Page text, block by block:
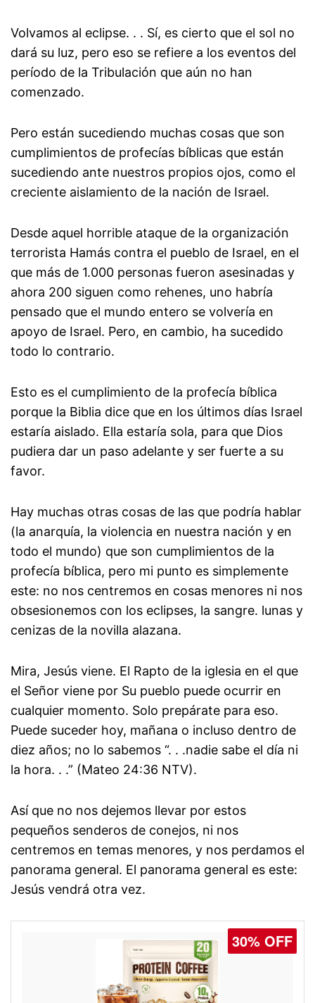
Volvamos al eclipse. . . Sí, es cierto que el sol no
dará su luz, pero eso se refiere a los eventos del
período de la Tribulación que aún no han
comenzado.
Pero están sucediendo muchas cosas que son
cumplimientos de profecías bíblicas que están
sucediendo ante nuestros propios ojos, como el
creciente aislamiento de la nación de Israel.
Desde aquel horrible ataque de la organización
terrorista Hamás contra el pueblo de Israel, en el
que más de 1.000 personas fueron asesinadas y
ahora 200 siguen como rehenes, uno habría
pensado que el mundo entero se volvería en
apoyo de Israel. Pero, en cambio, ha sucedido
todo lo contrario.
Esto es el cumplimiento de la profecía bíblica
porque la Biblia dice que en los últimos días Israel
estaría aislado. Ella estaría sola, para que Dios
pudiera dar un paso adelante y ser fuerte a su
favor.
Hay muchas otras cosas de las que podría hablar
(la anarquía, la violencia en nuestra nación y en
todo el mundo) que son cumplimientos de la
profecía bíblica, pero mi punto es simplemente
este: no nos centremos en cosas menores ni nos
obsesionemos con los eclipses, la sangre. lunas y
cenizas de la novilla alazana.
Mira, Jesús viene. El Rapto de la iglesia en el que
el Señor viene por Su pueblo puede ocurrir en
cualquier momento. Solo prepárate para eso.
Puede suceder hoy, mañana o incluso dentro de
diez años; no lo sabemos “. . .nadie sabe el día ni
la hora. . .” (Mateo 24:36 NTV).
Así que no nos dejemos llevar por estos
pequeños senderos de conejos, ni nos
centremos en temas menores, y nos perdamos el
panorama general. El panorama general es este:
Jesús vendrá otra vez.
30% OFF